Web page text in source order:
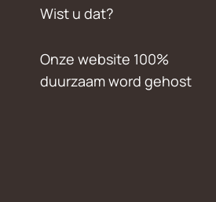
Wist u dat?
Onze website 100%
duurzaam word gehost